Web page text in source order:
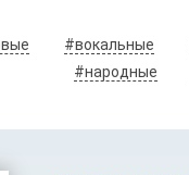
#вокальные
#народные